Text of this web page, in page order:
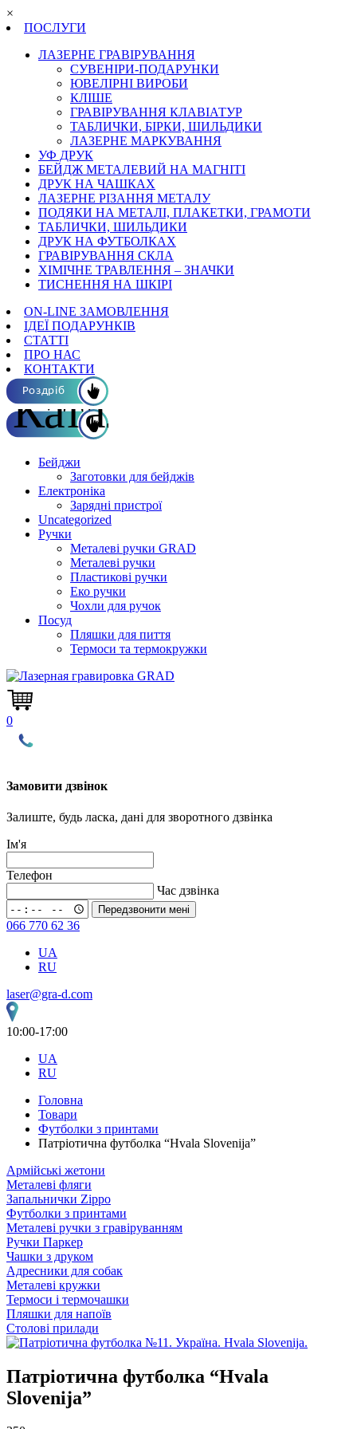
×
ПОСЛУГИ
ЛАЗЕРНЕ ГРАВІРУВАННЯ
СУВЕНІРИ-ПОДАРУНКИ
ЮВЕЛІРНІ ВИРОБИ
КЛІШЕ
ГРАВІРУВАННЯ КЛАВІАТУР
ТАБЛИЧКИ, БІРКИ, ШИЛЬДИКИ
ЛАЗЕРНЕ МАРКУВАННЯ
УФ ДРУК
БЕЙДЖ МЕТАЛЕВИЙ НА МАГНІТІ
ДРУК НА ЧАШКАХ
ЛАЗЕРНЕ РІЗАННЯ МЕТАЛУ
ПОДЯКИ НА МЕТАЛІ, ПЛАКЕТКИ, ГРАМОТИ
ТАБЛИЧКИ, ШИЛЬДИКИ
ДРУК НА ФУТБОЛКАХ
ГРАВІРУВАННЯ СКЛА
ХІМІЧНЕ ТРАВЛЕННЯ – ЗНАЧКИ
ТИСНЕННЯ НА ШКІРІ
ON-LINE ЗАМОВЛЕННЯ
ІДЕЇ ПОДАРУНКІВ
СТАТТІ
ПРО НАС
КОНТАКТИ
Роздріб
Каталог ОПТ
Бейджи
Заготовки для бейджів
Електроніка
Зарядні пристрої
Uncategorized
Ручки
Металеві ручки GRAD
Металеві ручки
Пластикові ручки
Еко ручки
Чохли для ручок
Посуд
Пляшки для пиття
Термоси та термокружки
0
Замовити дзвінок
Залиште, будь ласка, дані для зворотного дзвінка
Ім'я
Телефон
Час дзвінка
Передзвонити мені
066 770 62 36
UA
RU
laser@gra-d.com
10:00-17:00
UA
RU
Головна
Товари
Футболки з принтами
Патріотична футболка “Hvala Slovenija”
Армійські жетони
Металеві фляги
Запальнички Zippo
Футболки з принтами
Металеві ручки з гравіруванням
Ручки Паркер
Чашки з друком
Адресники для собак
Металеві кружки
Термоси і термочашки
Пляшки для напоїв
Столові прилади
Патріотична футболка “Hvala
Slovenija”